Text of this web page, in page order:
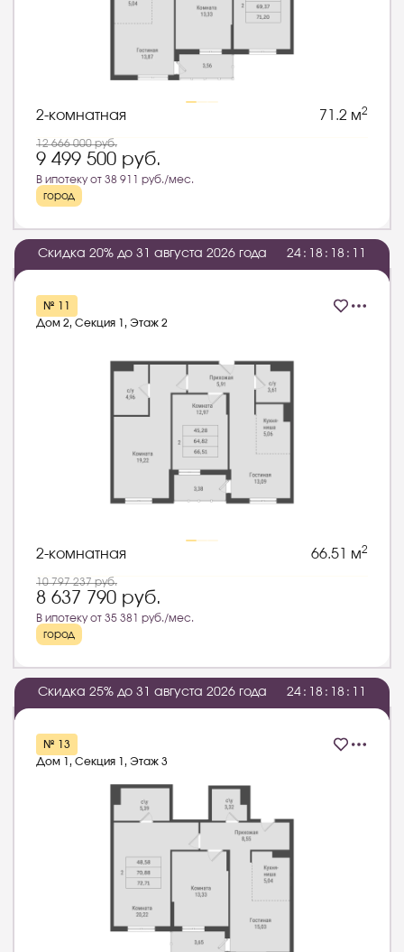
2-комнатная 71.2 м2
12 666 000руб.
9 499 500 руб.
В ипотеку от 38 911 руб./мес.
город
Скидка 20% до 31 августа 2026 года 24 : 8 : 8 :
№ 11
Дом 2, Секция 1, Этаж 2
2-комнатная 66.51 м2
10 797 237руб.
8 637 790 руб.
В ипотеку от 35 381 руб./мес.
город
Скидка 25% до 31 августа 2026 года 24 : 8 : 8 :
№ 13
Дом 1, Секция 1, Этаж 3